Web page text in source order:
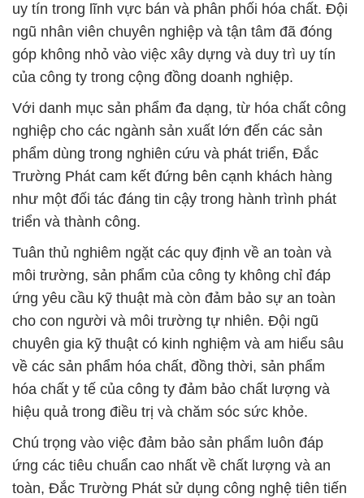
uy tín trong lĩnh vực bán và phân phối hóa chất. Đội
ngũ nhân viên chuyên nghiệp và tận tâm đã đóng
góp không nhỏ vào việc xây dựng và duy trì uy tín
của công ty trong cộng đồng doanh nghiệp.
Với danh mục sản phẩm đa dạng, từ hóa chất công
nghiệp cho các ngành sản xuất lớn đến các sản
phẩm dùng trong nghiên cứu và phát triển, Đắc
Trường Phát cam kết đứng bên cạnh khách hàng
như một đối tác đáng tin cậy trong hành trình phát
triển và thành công.
Tuân thủ nghiêm ngặt các quy định về an toàn và
môi trường, sản phẩm của công ty không chỉ đáp
ứng yêu cầu kỹ thuật mà còn đảm bảo sự an toàn
cho con người và môi trường tự nhiên. Đội ngũ
chuyên gia kỹ thuật có kinh nghiệm và am hiểu sâu
về các sản phẩm hóa chất, đồng thời, sản phẩm
hóa chất y tế của công ty đảm bảo chất lượng và
hiệu quả trong điều trị và chăm sóc sức khỏe.
Chú trọng vào việc đảm bảo sản phẩm luôn đáp
ứng các tiêu chuẩn cao nhất về chất lượng và an
toàn, Đắc Trường Phát sử dụng công nghệ tiên tiến